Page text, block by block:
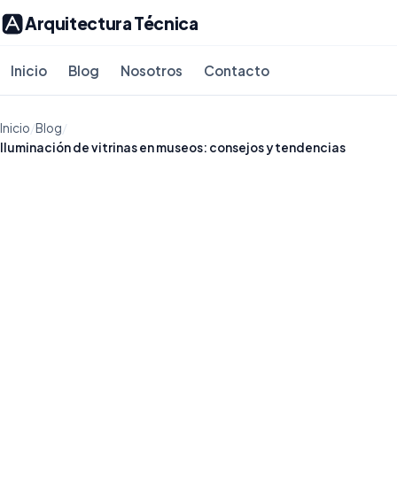
Arquitectura Técnica
Inicio Blog Nosotros Contacto
Inicio/Blog/
Iluminación de vitrinas en museos: consejos y tendencias